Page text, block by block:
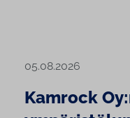
05.08.2026
Kamrock